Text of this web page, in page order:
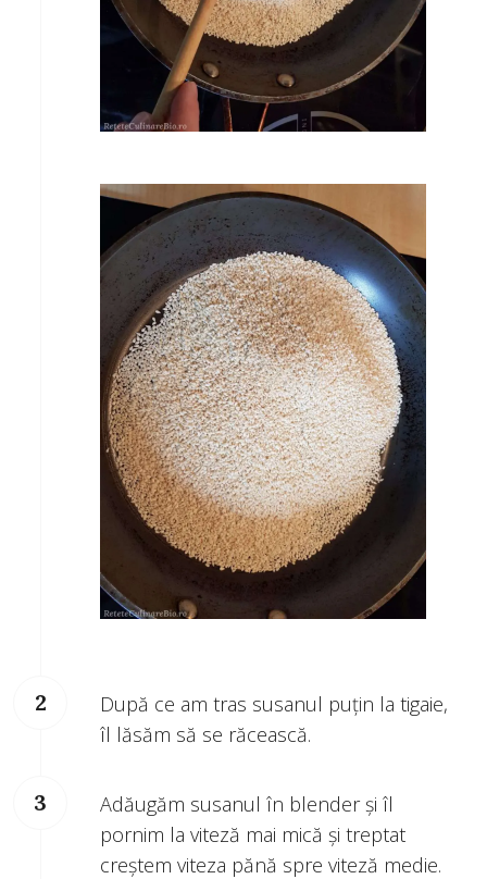
După ce am tras susanul puțin la tigaie,
îl lăsăm să se răcească.
Adăugăm susanul în blender și îl
pornim la viteză mai mică și treptat
creștem viteza pănă spre viteză medie.